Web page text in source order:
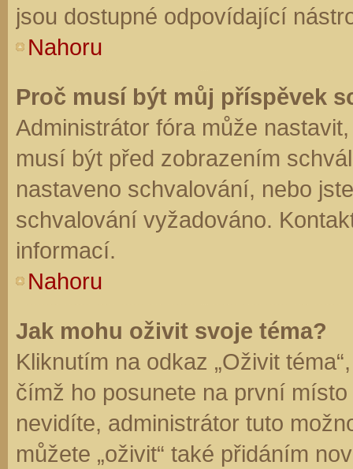
jsou dostupné odpovídající
Nahoru
Proč musí být můj příspěvek
Administrátor fóra může
musí být před zobrazením
nastaveno schvalování, nebo
schvalování vyžadováno.
informací.
Nahoru
Jak mohu oživit svoje téma?
Kliknutím na odkaz „Oživit
čímž ho posunete na první
nevidíte, administrátor tuto
můžete „oživit“ také přidáním